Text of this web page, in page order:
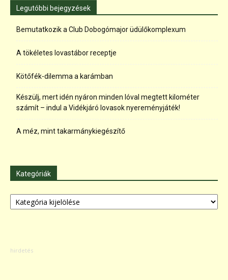
Legutóbbi bejegyzések
Bemutatkozik a Club Dobogómajor üdülőkomplexum
A tökéletes lovastábor receptje
Kötőfék-dilemma a karámban
Készülj, mert idén nyáron minden lóval megtett kilométer
számít – indul a Vidékjáró lovasok nyereményjáték!
A méz, mint takarmánykiegészítő
Kategóriák
Kategóriák